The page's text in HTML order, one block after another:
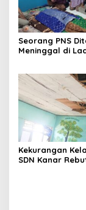
Seorang PNS
Meninggal di
Kekurangan
SDN Kanar